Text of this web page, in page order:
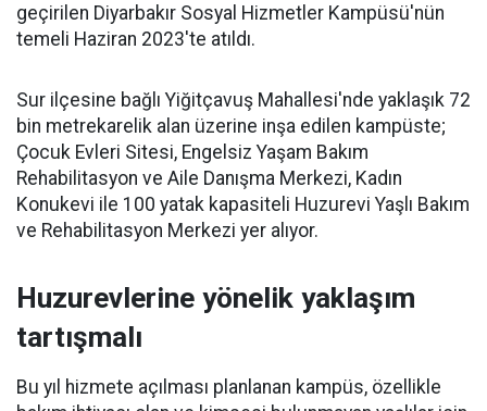
geçirilen Diyarbakır Sosyal Hizmetler Kampüsü'nün
temeli Haziran 2023'te atıldı.
Sur ilçesine bağlı Yiğitçavuş Mahallesi'nde yaklaşık 72
bin metrekarelik alan üzerine inşa edilen kampüste;
Çocuk Evleri Sitesi, Engelsiz Yaşam Bakım
Rehabilitasyon ve Aile Danışma Merkezi, Kadın
Konukevi ile 100 yatak kapasiteli Huzurevi Yaşlı Bakım
ve Rehabilitasyon Merkezi yer alıyor.
Huzurevlerine yönelik yaklaşım
tartışmalı
Bu yıl hizmete açılması planlanan kampüs, özellikle